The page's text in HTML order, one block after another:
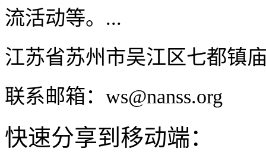
流活动等。...
江苏省苏州市吴江区七都镇
联系邮箱：ws@nanss.org
快速分享到移动端：